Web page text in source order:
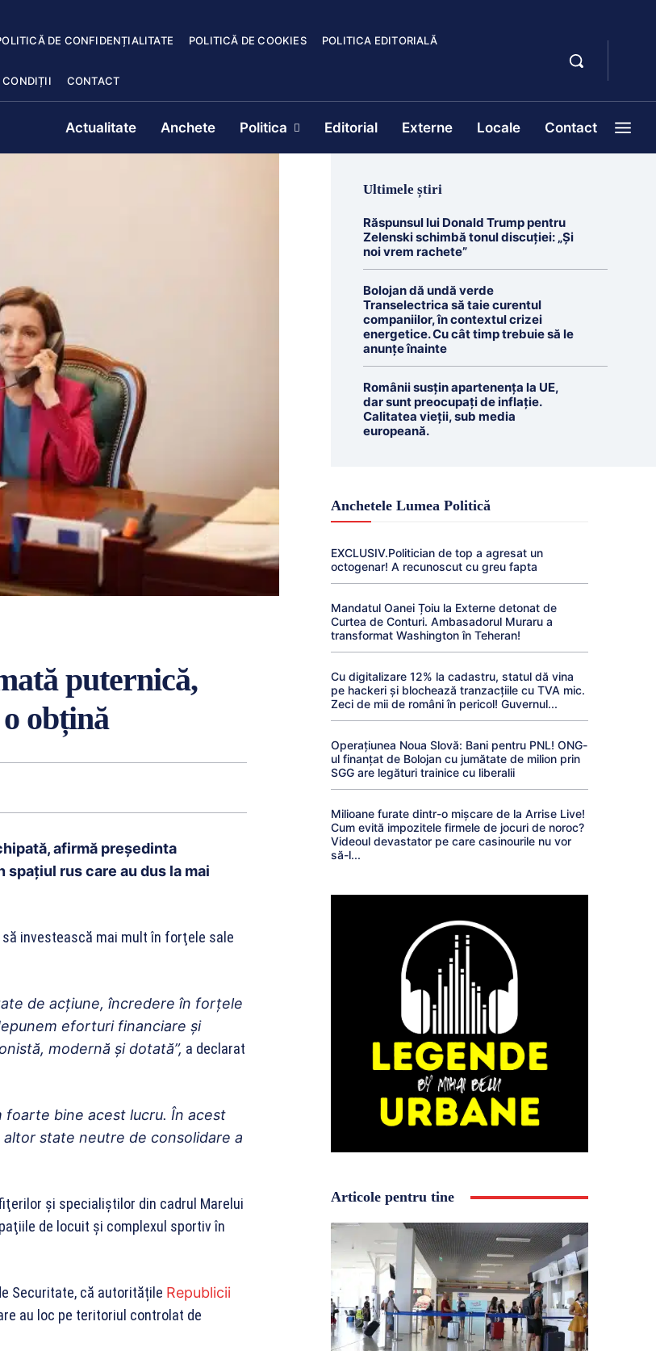
DE CONFIDENȚIALITATE POLITICĂ DE COOKIES POLITICA EDITORIALĂ
CONDIȚII CONTACT
Actualitate Anchete Politica Editorial Externe Locale Contact
puternică,
obțină
afirmă președinta
rus care au dus la mai
investească mai mult în forţele sale
de acţiune, încredere în forţele
eforturi financiare şi
modernă şi dotată”, a declarat
foarte bine acest lucru. În acest
state neutre de consolidare a
şi specialiştilor din cadrul Marelui
de locuit şi complexul sportiv în
Securitate, că autoritățile Republicii
au loc pe teritoriul controlat de
Ultimele știri
Răspunsul lui Donald Trump pentru
Zelenski schimbă tonul discuției: „Și
noi vrem rachete”
Bolojan dă undă verde
Transelectrica să taie curentul
companiilor, în contextul crizei
energetice. Cu cât timp trebuie să le
anunțe înainte
Românii susțin apartenența la UE,
dar sunt preocupați de inflație.
Calitatea vieții, sub media
europeană.
Anchetele Lumea Politică
EXCLUSIV.Politician de top a agresat un
octogenar! A recunoscut cu greu fapta
Mandatul Oanei Țoiu la Externe detonat de
Curtea de Conturi. Ambasadorul Muraru a
transformat Washington în Teheran!
Cu digitalizare 12% la cadastru, statul dă vina
pe hackeri și blochează tranzacțiile cu TVA mic.
Zeci de mii de români în pericol! Guvernul...
Operațiunea Noua Slovă: Bani pentru PNL! ONG-
ul finanțat de Bolojan cu jumătate de milion prin
SGG are legături trainice cu liberalii
Milioane furate dintr-o mișcare de la Arrise Live!
Cum evită impozitele firmele de jocuri de noroc?
Videoul devastator pe care casinourile nu vor
să-l...
Articole pentru tine